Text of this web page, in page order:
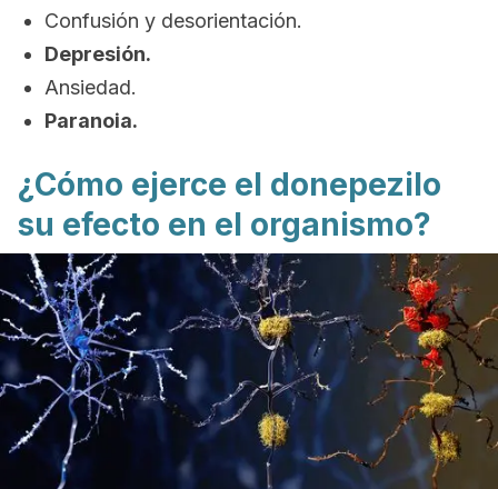
Confusión y desorientación.
Depresión.
Ansiedad.
Paranoia.
¿Cómo ejerce el donepezilo
su efecto en el organismo?